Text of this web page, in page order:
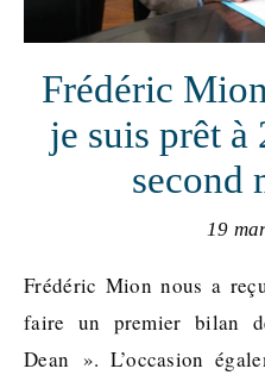
Frédéric
je suis prêt à
second
19
Frédéric Mion nous a reçus dans son bureau afin de
faire un premier bilan
Dean ». L’occasion